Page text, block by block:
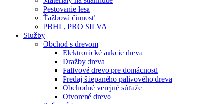
Pestovanie lesa
Ťažbová činnosť
PBHL, PRO SILVA
Služby
Obchod s drevom
Elektronické aukcie dreva
Dražby dreva
Palivové drevo pre domácnosti
Predaj štiepaného palivového dreva
Obchodné verejné súťaže
Otvorené drevo